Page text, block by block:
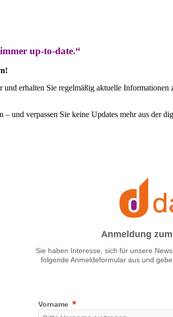
up-to-date.“
und erhalten Sie regelmäßig aktuelle
und verpassen Sie keine Updates mehr aus der
Anmeldung
Sie haben Interesse, sich für unsere
folgende Anmeldeformular aus und
Vorname